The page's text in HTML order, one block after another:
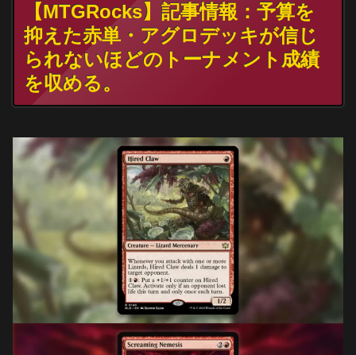
【MTGRocks】記事情報：予算を
抑えた赤単・アグロデッキが信じ
られないほどのトーナメント成績
を収める。